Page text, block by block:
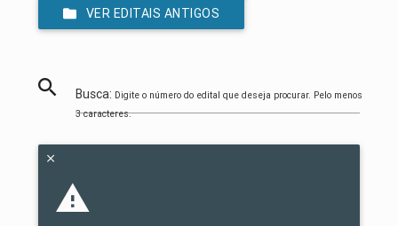
VER EDITAIS ANTIGOS
Busca: Digite o número do edital que deseja procurar. Pelo menos
3 caracteres.